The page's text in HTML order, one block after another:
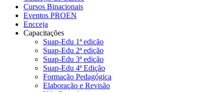
Cursos Binacionais
Eventos PROEN
Encceja
Capacitações
Suap-Edu 1ª edição
Suap-Edu 2ª edição
Suap-Edu 3ª edição
Suap-Edu 4ª Edição
Formação Pedagógica
Elaboração e Revisão